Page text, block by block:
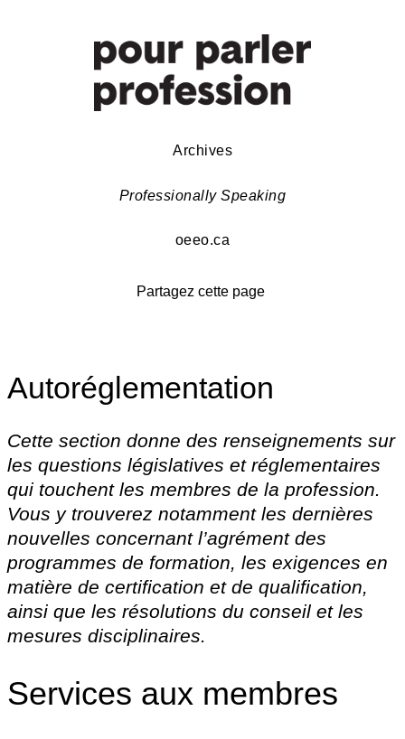
Archives
Professionally Speaking
oeeo.ca
Partagez cette page
Autoréglementation
Cette section donne des renseignements sur
les questions législatives et réglementaires
qui touchent les membres de la profession.
Vous y trouverez notamment les dernières
nouvelles concernant l’agrément des
programmes de formation, les exigences en
matière de certification et de qualification,
ainsi que les résolutions du conseil et les
mesures disciplinaires.
Services aux membres